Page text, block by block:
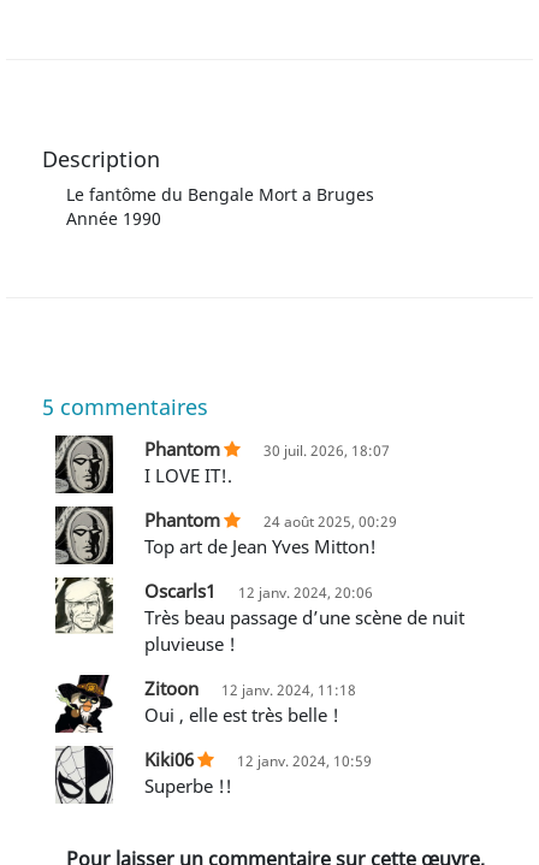
Description
Le fantôme du Bengale Mort a Bruges
Année 1990
5 commentaires
Phantom 30 juil. 2026, 18:07
I LOVE IT!.
Phantom
24 août 2025, 00:29
Top art de Jean Yves Mitton!
Oscarls1
12 janv. 2024, 20:06
Très beau passage d’une scène de nuit
pluvieuse !
Zitoon
12 janv. 2024, 11:18
Oui , elle est très belle !
Kiki06
12 janv. 2024, 10:59
Superbe !!
Pour laisser un commentaire sur cette œuvre,